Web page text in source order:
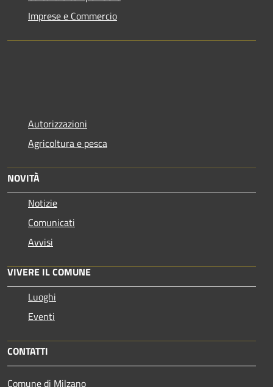
Imprese e Commercio
Autorizzazioni
Agricoltura e pesca
NOVITÀ
Notizie
Comunicati
Avvisi
VIVERE IL COMUNE
Luoghi
Eventi
CONTATTI
Comune di Milzano